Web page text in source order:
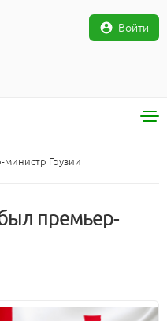
Войти
Грузии
премьер-